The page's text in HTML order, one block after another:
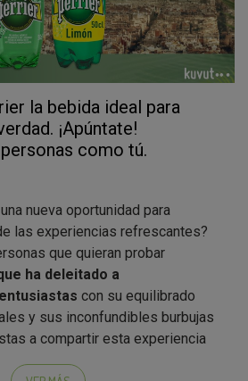
la bebida ideal para
¡Apúntate!
como tú.
nueva oportunidad para
las experiencias refrescantes?
que quieran probar
ha deleitado a
con su equilibrado
y sus inconfundibles burbujas
a compartir esta experiencia